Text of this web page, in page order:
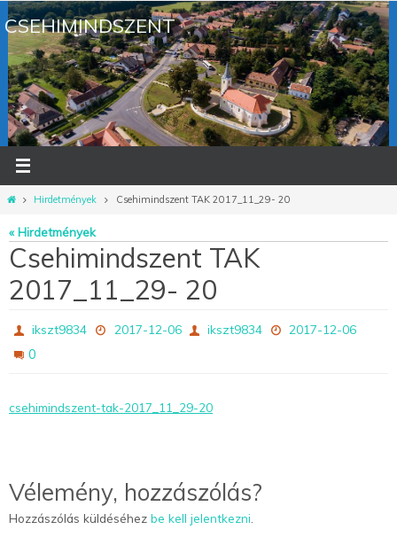
Megszakítás
CSEHIMINDSZENT
OtthonHirdetmények Csehimindszent TAK 2017_11_29- 20
« Hirdetmények
Csehimindszent TAK
2017_11_29- 20
ikszt9834 2017-12-06 ikszt9834 2017-12-06
0
csehimindszent-tak-2017_11_29-20
Vélemény, hozzászólás?
Hozzászólás küldéséhez be kell jelentkezni.